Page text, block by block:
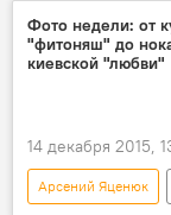
Фото недели: от
"фитоняш" до
киевской "любви"
14 декабря 2015,
Арсений Яценюк